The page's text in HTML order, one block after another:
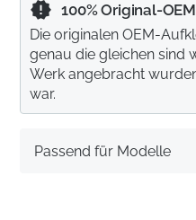
Passend für Modelle
100% Original-
Die originalen OEM-
genau die gleichen sind
Werk angebracht
war.